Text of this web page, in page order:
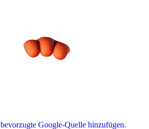
Google-Quelle hinzufügen.